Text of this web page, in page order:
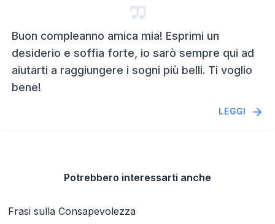
Buon compleanno amica mia! Esprimi un
desiderio e soffia forte, io sarò sempre qui ad
aiutarti a raggiungere i sogni più belli. Ti voglio
bene!
LEGGI
Potrebbero interessarti anche
Frasi sulla Consapevolezza